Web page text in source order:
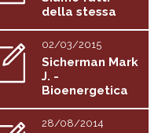
della stessa
sostanza...
02/03/2015
Sicherman Mark
J. -
Bioenergetica
per il nuovo...
28/08/2014